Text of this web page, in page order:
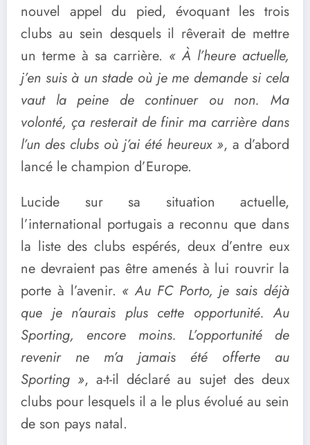
nouvel appel du pied, évoquant les trois
clubs au sein desquels il rêverait de mettre
un terme à sa carrière. « À l’heure actuelle,
j’en suis à un stade où je me demande si cela
vaut la peine de continuer ou non. Ma
volonté, ça resterait de finir ma carrière dans
l’un des clubs où j’ai été heureux », a d’abord
lancé le champion d’Europe.
Lucide sur sa situation actuelle,
l’international portugais a reconnu que dans
la liste des clubs espérés, deux d’entre eux
ne devraient pas être amenés à lui rouvrir la
porte à l’avenir. « Au FC Porto, je sais déjà
que je n’aurais plus cette opportunité. Au
Sporting, encore moins. L’opportunité de
revenir ne m’a jamais été offerte au
Sporting », a-t-il déclaré au sujet des deux
clubs pour lesquels il a le plus évolué au sein
de son pays natal.